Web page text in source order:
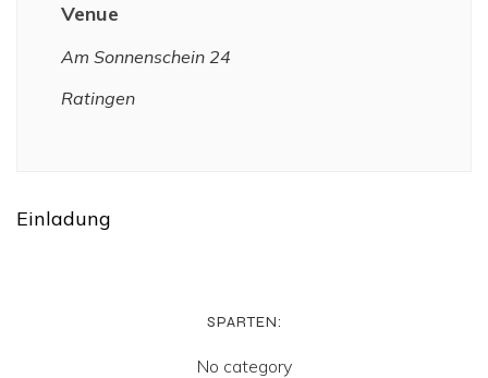
Venue
Am Sonnenschein 24
Ratingen
Einladung
SPARTEN:
No category